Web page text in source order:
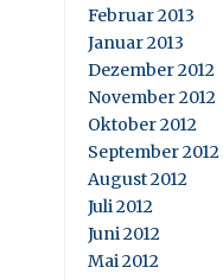
Februar 2013
Januar 2013
Dezember 2012
November 2012
Oktober 2012
September 2012
August 2012
Juli 2012
Juni 2012
Mai 2012